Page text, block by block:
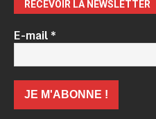
RECEVOIR LA NEWSLETTER
E-mail*